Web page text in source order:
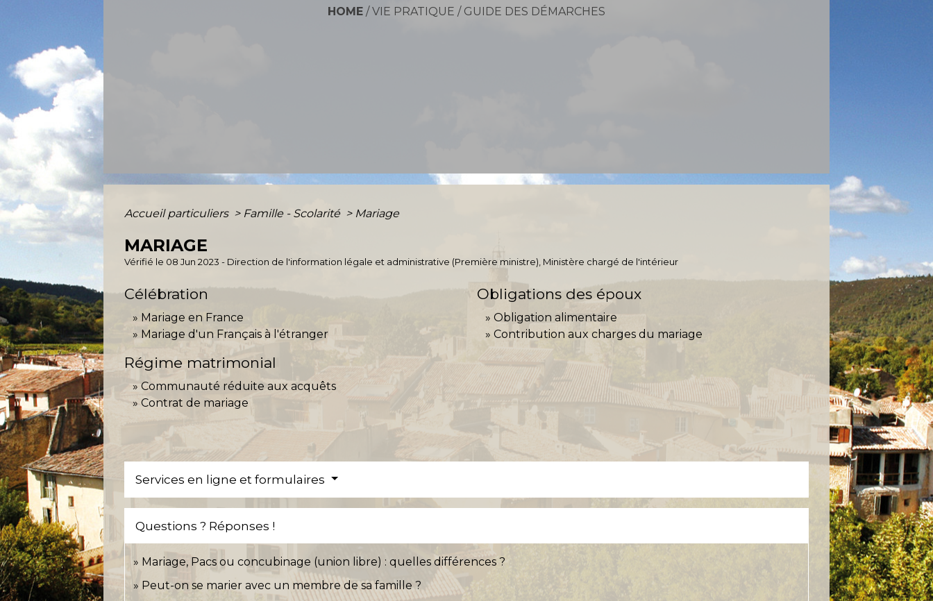
HOME / VIE PRATIQUE / GUIDE DES DÉMARCHES
Accueil particuliers > Famille - Scolarité > Mariage
MARIAGE
Vérifié le 08 Jun 2023 - Direction de l'information légale et administrative (Première ministre), Ministère chargé de l'intérieur
Célébration
Mariage en France
Mariage d'un Français à l'étranger
Obligations des époux
Obligation alimentaire
Contribution aux charges du mariage
Régime matrimonial
Communauté réduite aux acquêts
Contrat de mariage
Services en ligne et formulaires
Questions ? Réponses !
Mariage, Pacs ou concubinage (union libre) : quelles différences ?
Peut-on se marier avec un membre de sa famille ?